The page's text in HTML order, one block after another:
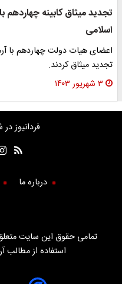
تجدید میثاق کابینه چهاردهم
اسلامی
اعضای هیات دولت چهاردهم با
تجدید میثاق کردند.
۳ شهریور ۱۴۰۳
فردانیوز
درباره ما
تمامی حقوق این سایت متعلق
استفاده از مطالب